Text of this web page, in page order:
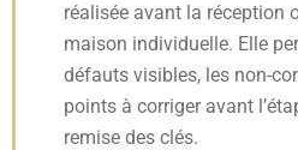
réalisée avant la réception
maison individuelle. Elle
défauts visibles, les non-
points à corriger avant
remise des clés.